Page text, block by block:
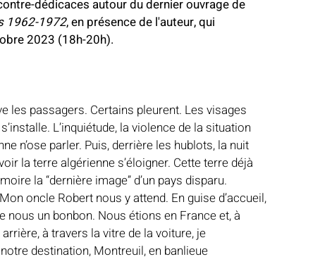
dédicaces autour du dernier ouvrage de
1962-1972, en présence de l'auteur, qui
2023 (18h-20h).
les passagers. Certains pleurent. Les visages
L’inquiétude, la violence de la situation
n’ose parler. Puis, derrière les hublots, la nuit
la terre algérienne s’éloigner. Cette terre déjà
la “dernière image” d’un pays disparu.
oncle Robert nous y attend. En guise d’accueil,
un bonbon. Nous étions en France et, à
à travers la vitre de la voiture, je
destination, Montreuil, en banlieue